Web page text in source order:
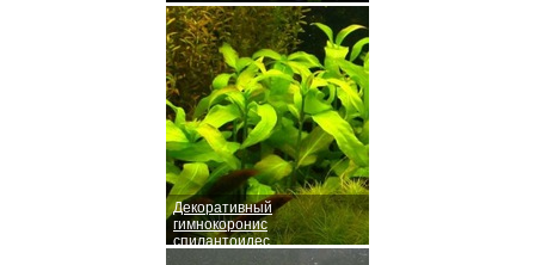
Декоративный
гимнокоронис
спилантоидес